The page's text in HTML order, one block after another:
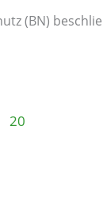
(BN)
20